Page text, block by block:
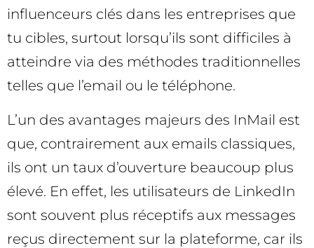
influenceurs clés dans les entreprises que
tu cibles, surtout lorsqu’ils sont difficiles à
atteindre via des méthodes traditionnelles
telles que l’email ou le téléphone.
L’un des avantages majeurs des InMail est
que, contrairement aux emails classiques,
ils ont un taux d’ouverture beaucoup plus
élevé. En effet, les utilisateurs de LinkedIn
sont souvent plus réceptifs aux messages
reçus directement sur la plateforme, car ils